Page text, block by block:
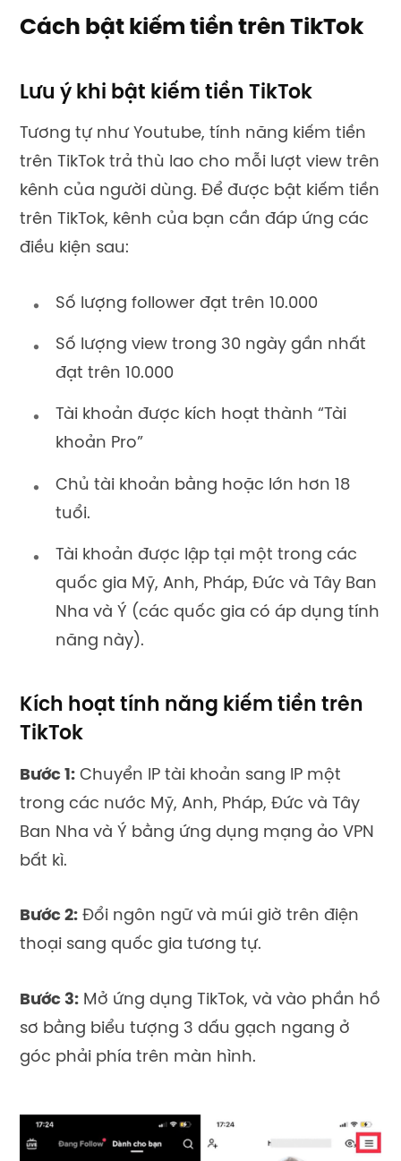
Cách bật kiếm tiền trên TikTok
Lưu ý khi bật kiếm tiền TikTok
Tương tự như Youtube, tính năng kiếm tiền
trên TikTok trả thù lao cho mỗi lượt view trên
kênh của người dùng. Để được bật kiếm tiền
trên TikTok, kênh của bạn cần đáp ứng các
điều kiện sau:
Số lượng follower đạt trên 10.000
Số lượng view trong 30 ngày gần nhất
đạt trên 10.000
Tài khoản được kích hoạt thành “Tài
khoản Pro”
Chủ tài khoản bằng hoặc lớn hơn 18
tuổi.
Tài khoản được lập tại một trong các
quốc gia Mỹ, Anh, Pháp, Đức và Tây Ban
Nha và Ý (các quốc gia có áp dụng tính
năng này).
Kích hoạt tính năng kiếm tiền trên
TikTok
Bước 1: Chuyển IP tài khoản sang IP một
trong các nước Mỹ, Anh, Pháp, Đức và Tây
Ban Nha và Ý bằng ứng dụng mạng ảo VPN
bất kì.
Bước 2: Đổi ngôn ngữ và múi giờ trên điện
thoại sang quốc gia tương tự.
Bước 3: Mở ứng dụng TikTok, và vào phần hồ
sơ bằng biểu tượng 3 dấu gạch ngang ở
góc phải phía trên màn hình.